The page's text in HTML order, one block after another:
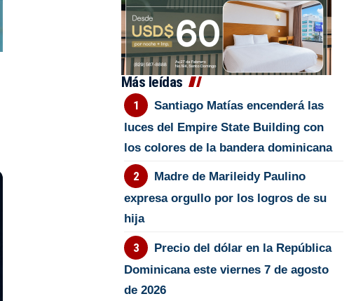
Más leídas
Santiago Matías encenderá las
luces del Empire State Building con
los colores de la bandera dominicana
Madre de Marileidy Paulino
expresa orgullo por los logros de su
hija
Precio del dólar en la República
Dominicana este viernes 7 de agosto
de 2026